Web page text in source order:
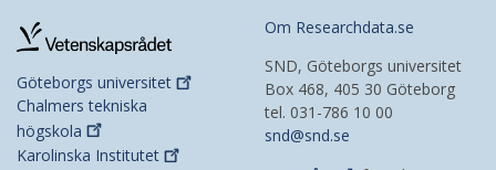
Göteborgs universitet
Chalmers tekniska
högskola
Karolinska Institutet
Om Researchdata.se
SND, Göteborgs universitet
Box 468, 405 30 Göteborg
tel. 031-786 10 00
snd@snd.se